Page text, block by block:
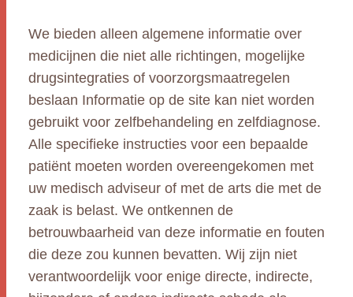
We bieden alleen algemene informatie over
medicijnen die niet alle richtingen, mogelijke
drugsintegraties of voorzorgsmaatregelen
beslaan Informatie op de site kan niet worden
gebruikt voor zelfbehandeling en zelfdiagnose.
Alle specifieke instructies voor een bepaalde
patiënt moeten worden overeengekomen met
uw medisch adviseur of met de arts die met de
zaak is belast. We ontkennen de
betrouwbaarheid van deze informatie en fouten
die deze zou kunnen bevatten. Wij zijn niet
verantwoordelijk voor enige directe, indirecte,